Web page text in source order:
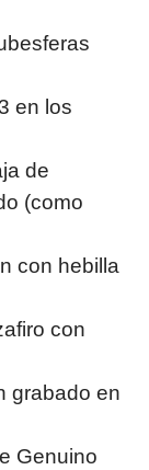
en los
de
(como
con hebilla
con
grabado en
Genuino